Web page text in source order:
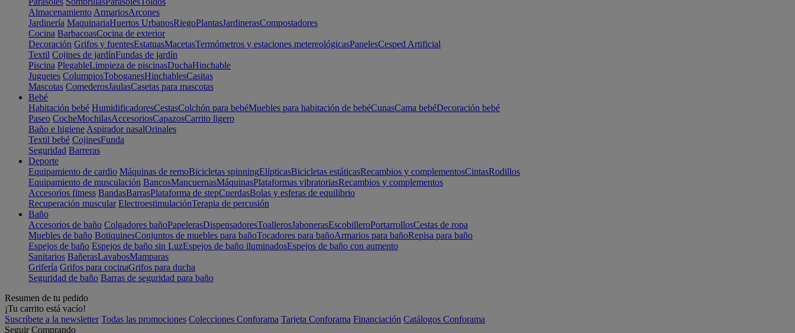
Almacenamiento ArmariosArcones
Jardinería MaquinariaHuertos UrbanosRiegoPlantasJardinerasCompostadores
Cocina BarbacoasCocina de exterior
Decoración Grifos y fuentesEstatuasMacetasTermómetros y estaciones metereológicasPanelesCesped Artificial
Textil Cojines de jardínFundas de jardín
Piscina PlegableLimpieza de piscinasDuchaHinchable
Juguetes ColumpiosToboganesHinchablesCasitas
Mascotas ComederosJaulasCasetas para mascotas
Bebé
Habitación bebé HumidificadoresCestasColchón para bebéMuebles para habitación de bebéCunasCama bebéDecoración bebé
Paseo CocheMochilasAccesoriosCapazosCarrito ligero
Baño e higiene Aspirador nasalOrinales
Textil bebé CojinesFunda
Seguridad Barreras
Deporte
Equipamiento de cardio Máquinas de remoBicicletas spinningElípticasBicicletas estáticasRecambios y complementosCintasRodillos
Equipamiento de musculación BancosMancuernasMáquinasPlataformas vibratoriasRecambios y complementos
Accesorios fitness BandasBarrasPlataforma de stepCuerdasBolas y esferas de equilibrio
Recuperación muscular ElectroestimulaciónTerapia de percusión
Baño
Accesorios de baño Colgadores bañoPapelerasDispensadoresToallerosJabonerasEscobilleroPortarrollosCestas de ropa
Muebles de baño BotiquinesConjuntos de muebles para bañoTocadores para bañoArmarios para bañoRepisa para baño
Espejos de baño Espejos de baño sin LuzEspejos de baño iluminadosEspejos de baño con aumento
Sanitarios BañerasLavabosMamparas
Grifería Grifos para cocinaGrifos para ducha
Seguridad de baño Barras de seguridad para baño
Resumen de tu pedido
¡Tu carrito está vacío!
Suscríbete a la newsletter Todas las promociones Colecciones Conforama Tarjeta Conforama Financiación Catálogos Conforama
Seguir Comprando